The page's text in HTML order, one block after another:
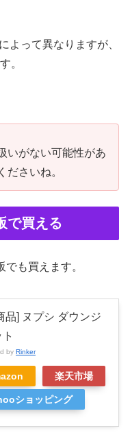
よって異なりますが、
。
いがない可能性があ
ださいね。
で買える
も買えます。
品] ヌプシ ダウンジ
by Rinker
楽天市場
ショッピング